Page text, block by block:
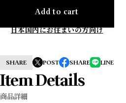
Add to cart
日本国内にお住まいの方向け
SHARE POST SHARE LINE
Item Details
商品詳細